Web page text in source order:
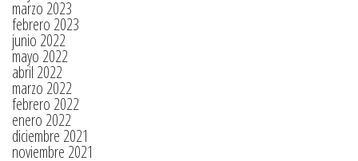
marzo 2023
febrero 2023
junio 2022
mayo 2022
abril 2022
marzo 2022
febrero 2022
enero 2022
diciembre 2021
noviembre 2021